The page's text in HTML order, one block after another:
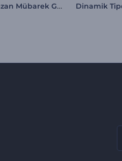
Ramazan Mübarek Giriş Videosu